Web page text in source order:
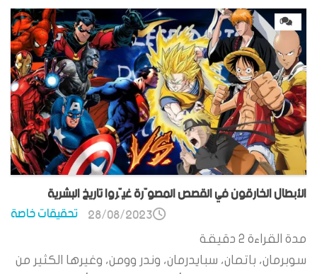
0
الأبطال الخارقون في القصص المصوّرة غيّروا تاريخ البشرية
تحقيقات خاصة 28/08/2023
مدة القراءة 2 دقيقة
سوبرمان، باتمان، سبايدرمان، وندر وومن، وغيرها الكثير من